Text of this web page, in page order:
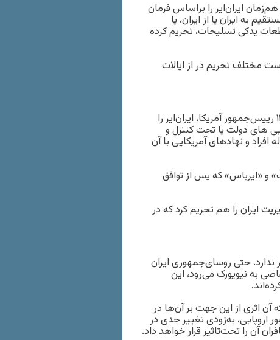
ایران‌ایر را بر‌اساس فرمان
به ایران یا از ایران، یا
یدکی تسلیحات، تحریم کرده
مختلف تحریم در از ایالات
دولت «دونالد ترامپ» در آبان۱۳۹۷، بر‌اساس فرمان اجرایی ۱۳۵۹۹ رییس‌جمهور آمریکا، ایران‌ایر را
های دولت یا تحت کنترل و
و نهادهای آمریکایی با آن
و «ایرباس» که پس از توافق
هواپیمای تحت مدیریت ایران را هم تحریم کرد که در
ندارد. حتی روسای‌جمهوری ایران
به نیویورک می‌رود، این
آن اثری از این جهت بر آن‌ها در
اروپایی، به‌زودی تغییر جدی در
آن را تحت‌تاثیر قرار خواهد داد.